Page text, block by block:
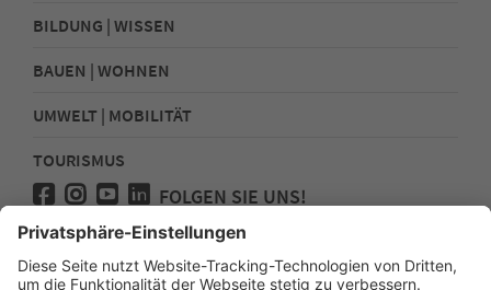
BILDUNG | WISSEN
BAUEN | WOHNEN
UMWELT | MOBILITÄT
TOURISMUS
FOLGEN SIE UNS!
Presse